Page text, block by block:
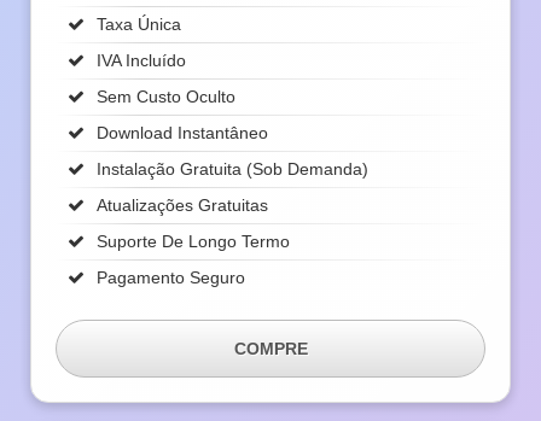
Taxa Única
IVA Incluído
Sem Custo Oculto
Download Instantâneo
Instalação Gratuita (sob Demanda)
Atualizações Gratuitas
Suporte De Longo Termo
Pagamento Seguro
COMPRE